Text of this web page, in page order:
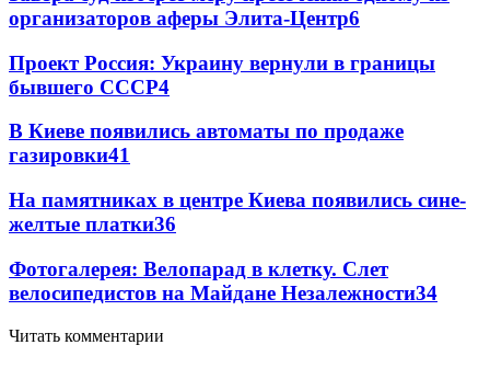
организаторов аферы Элита-Центр6
Проект Россия: Украину вернули в границы
бывшего СССР4
В Киеве появились автоматы по продаже
газировки41
На памятниках в центре Киева появились сине-
желтые платки36
Фотогалерея: Велопарад в клетку. Слет
велосипедистов на Майдане Незалежности34
Читать комментарии